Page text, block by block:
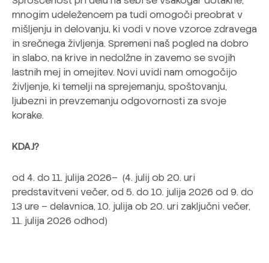
mnogim udeležencem pa tudi omogoči preobrat v
mišljenju in delovanju, ki vodi v nove vzorce zdravega
in srečnega življenja. Spremeni naš pogled na dobro
in slabo, na krive in nedolžne in zavemo se svojih
lastnih mej in omejitev. Novi uvidi nam omogočijo
življenje, ki temelji na sprejemanju, spoštovanju,
ljubezni in prevzemanju odgovornosti za svoje
korake.
KDAJ?
od 4. do 11. julija 2026– (4. julij ob 20. uri
predstavitveni večer, od 5. do 10. julija 2026 od 9. do
13 ure – delavnica, 10. julija ob 20. uri zaključni večer,
11. julija 2026 odhod)